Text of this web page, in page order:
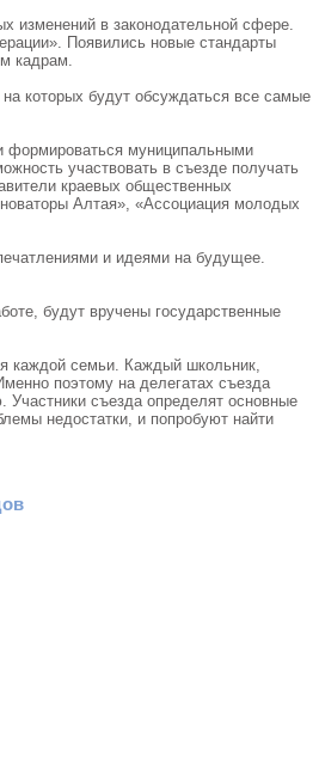
изменений в законодательной сфере.
Появились новые стандарты
кадрам.
которых будут обсуждаться все самые
формироваться муниципальными
участвовать в съезде получать
краевых общественных
новаторы Алтая», «Ассоциация молодых
и идеями на будущее.
будут вручены государственные
каждой семьи. Каждый школьник,
поэтому на делегатах съезда
съезда определят основные
недостатки, и попробуют найти